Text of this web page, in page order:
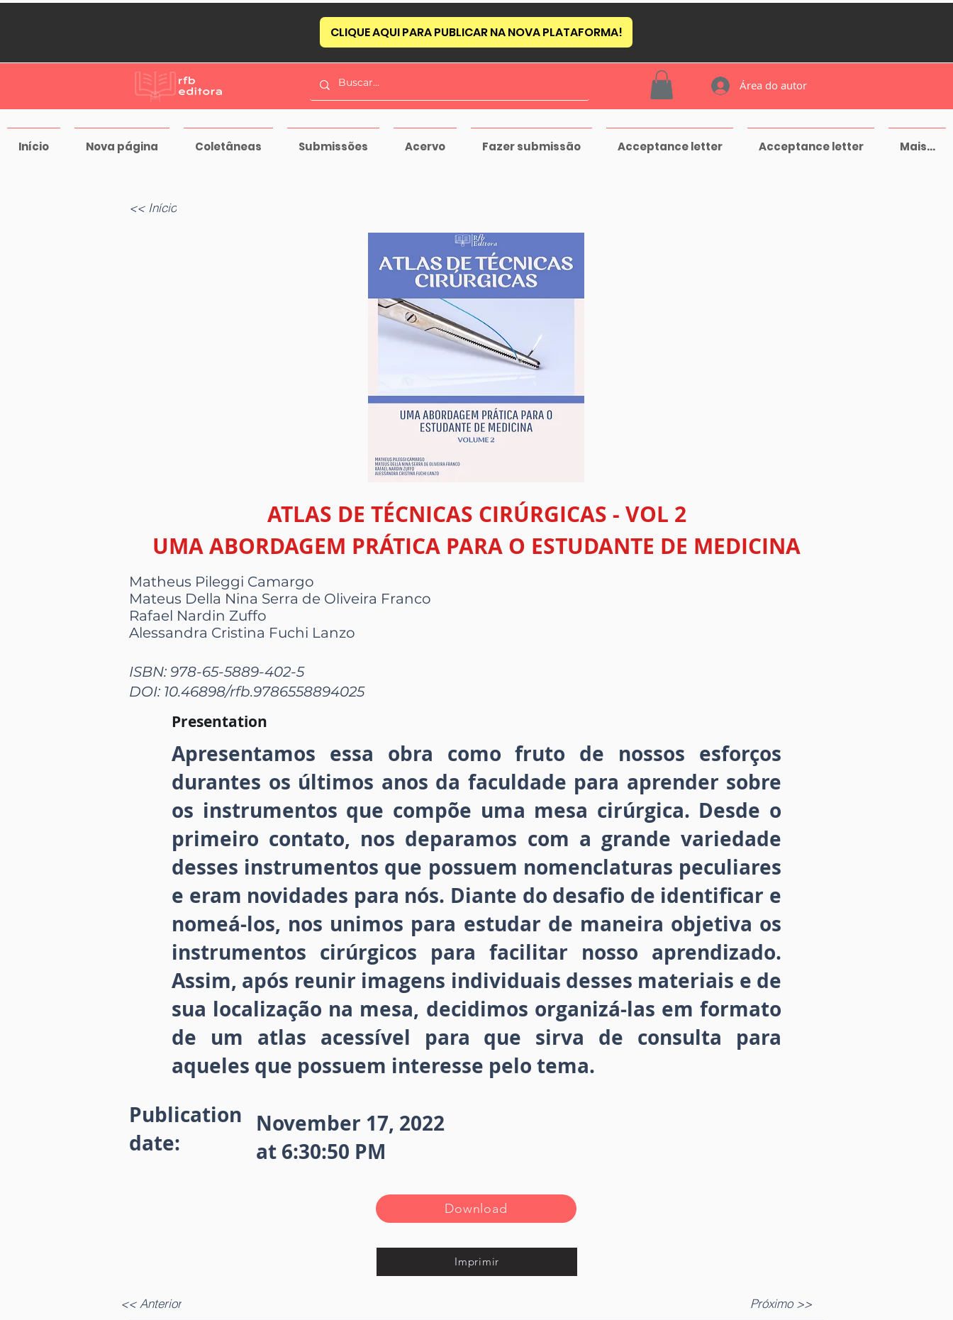
CLIQUE AQUI PARA PUBLICAR NA NOVA PLATAFORMA!
Área do autor
Início Nova página Coletâneas Submissões Acervo Fazer submissão Acceptance letter Acceptance letter Mais...
<< Início
ATLAS DE TÉCNICAS CIRÚRGICAS - VOL 2
UMA ABORDAGEM PRÁTICA PARA O ESTUDANTE DE MEDICINA
Matheus Pileggi Camargo
Mateus Della Nina Serra de Oliveira Franco
Rafael Nardin Zuffo
Alessandra Cristina Fuchi Lanzo
ISBN: 978-65-5889-402-5
DOI: 10.46898/rfb.9786558894025
Presentation
Apresentamos essa obra como fruto de nossos esforços
durantes os últimos anos da faculdade para aprender sobre
os instrumentos que compõe uma mesa cirúrgica. Desde o
primeiro contato, nos deparamos com a grande variedade
desses instrumentos que possuem nomenclaturas peculiares
e eram novidades para nós. Diante do desafio de identificar e
nomeá-los, nos unimos para estudar de maneira objetiva os
instrumentos cirúrgicos para facilitar nosso aprendizado.
Assim, após reunir imagens individuais desses materiais e de
sua localização na mesa, decidimos organizá-las em formato
de um atlas acessível para que sirva de consulta para
aqueles que possuem interesse pelo tema.
Publication
date:
November 17, 2022
at 6:30:50 PM
Download
Imprimir
<< Anterior Próximo >>